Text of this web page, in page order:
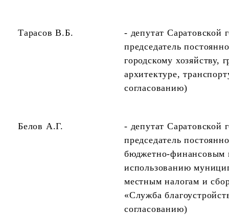
Тарасов В.Б.
- депутат Саратовской
председатель
городскому хозяйству,
архитектуре,
согласованию)
Белов А.Г.
- депутат Саратовской
председатель
бюджетно-финансовым
использованию
местным налогам и
«Служба
согласованию)